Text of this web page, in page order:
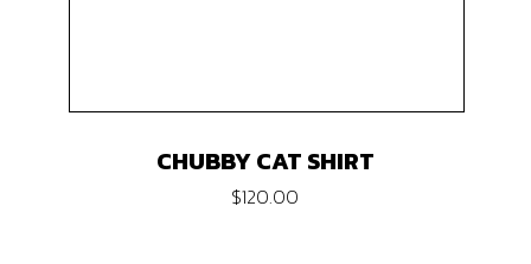
CHUBBY CAT SHIRT
$120.00